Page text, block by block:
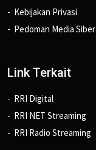
Kebijakan Privasi
Pedoman Media Siber
Link Terkait
RRI Digital
RRI NET Streaming
RRI Radio Streaming